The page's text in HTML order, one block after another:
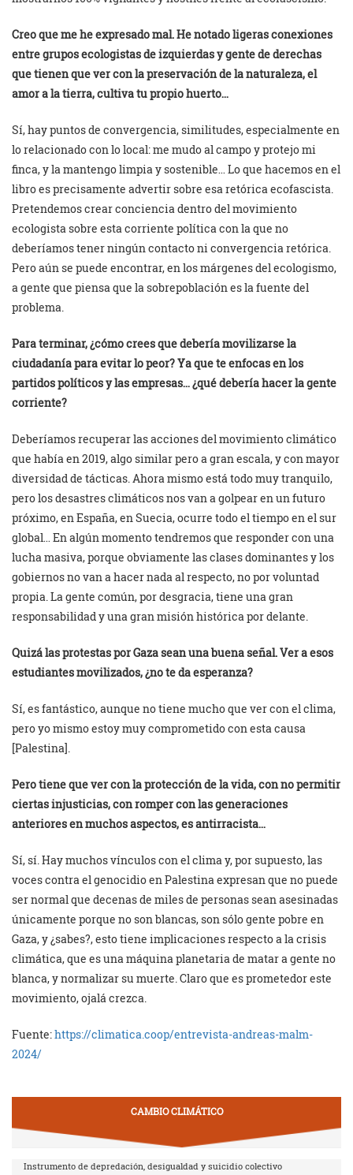
Creo que me he expresado mal. He notado ligeras conexiones
entre grupos ecologistas de izquierdas y gente de derechas
que tienen que ver con la preservación de la naturaleza, el
amor a la tierra, cultiva tu propio huerto…
Sí, hay puntos de convergencia, similitudes, especialmente en
lo relacionado con lo local: me mudo al campo y protejo mi
finca, y la mantengo limpia y sostenible… Lo que hacemos en el
libro es precisamente advertir sobre esa retórica ecofascista.
Pretendemos crear conciencia dentro del movimiento
ecologista sobre esta corriente política con la que no
deberíamos tener ningún contacto ni convergencia retórica.
Pero aún se puede encontrar, en los márgenes del ecologismo,
a gente que piensa que la sobrepoblación es la fuente del
problema.
Para terminar, ¿cómo crees que debería movilizarse la
ciudadanía para evitar lo peor? Ya que te enfocas en los
partidos políticos y las empresas… ¿qué debería hacer la gente
corriente?
Deberíamos recuperar las acciones del movimiento climático
que había en 2019, algo similar pero a gran escala, y con mayor
diversidad de tácticas. Ahora mismo está todo muy tranquilo,
pero los desastres climáticos nos van a golpear en un futuro
próximo, en España, en Suecia, ocurre todo el tiempo en el sur
global… En algún momento tendremos que responder con una
lucha masiva, porque obviamente las clases dominantes y los
gobiernos no van a hacer nada al respecto, no por voluntad
propia. La gente común, por desgracia, tiene una gran
responsabilidad y una gran misión histórica por delante.
Quizá las protestas por Gaza sean una buena señal. Ver a esos
estudiantes movilizados, ¿no te da esperanza?
Sí, es fantástico, aunque no tiene mucho que ver con el clima,
pero yo mismo estoy muy comprometido con esta causa
[Palestina].
Pero tiene que ver con la protección de la vida, con no permitir
ciertas injusticias, con romper con las generaciones
anteriores en muchos aspectos, es antirracista…
Sí, sí. Hay muchos vínculos con el clima y, por supuesto, las
voces contra el genocidio en Palestina expresan que no puede
ser normal que decenas de miles de personas sean asesinadas
únicamente porque no son blancas, son sólo gente pobre en
Gaza, y ¿sabes?, esto tiene implicaciones respecto a la crisis
climática, que es una máquina planetaria de matar a gente no
blanca, y normalizar su muerte. Claro que es prometedor este
movimiento, ojalá crezca.
Fuente:https://climatica.coop/entrevista-andreas-malm-
2024/
CAMBIO CLIMÁTICO
Instrumento de depredación, desigualdad y suicidio colectivo